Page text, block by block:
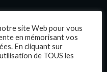
site Web pour vous
en mémorisant vos
En cliquant sur
de TOUS les